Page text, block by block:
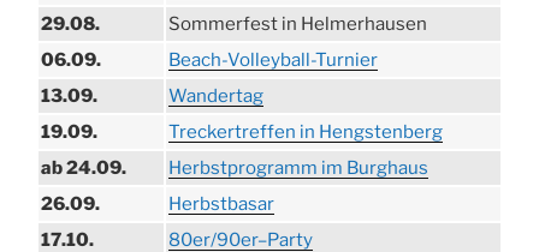
29.08.
Sommerfest in Helmerhausen
06.09.
Beach-Volleyball-Turnier
13.09.
Wandertag
19.09.
Treckertreffen in Hengstenberg
ab 24.09.
Herbstprogramm im Burghaus
26.09.
Herbstbasar
17.10.
80er/90er–Party